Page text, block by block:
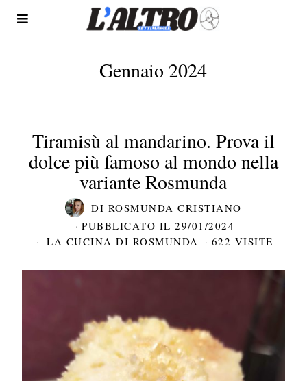
Gennaio 2024
Tiramisù al mandarino. Prova il
dolce più famoso al mondo nella
variante Rosmunda
DI ROSMUNDA CRISTIANO
PUBBLICATO IL 29/01/2024
LA CUCINA DI ROSMUNDA
622 VISITE